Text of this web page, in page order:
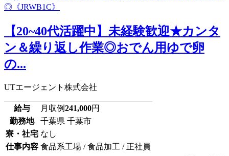
【20~40代活躍中】未経験歓迎★カンタ
ン＆繰り返し作業◎おでん用ゆで卵
の...
UTエージェント株式会社
給与 月収例241,000円
勤務地
千葉県 千葉市
寮・社宅 なし
仕事内容 食品系工場 / 食品加工 / 正社員